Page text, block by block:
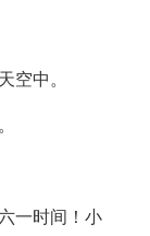
中。
一时间！小